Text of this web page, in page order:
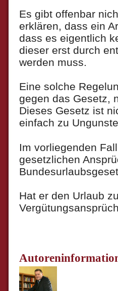
Es gibt offenbar
erklären, dass ein
dass es eigentlich
dieser erst durch
werden muss.
Eine solche
gegen das Gesetz,
Dieses Gesetz ist
einfach zu
Im vorliegenden
gesetzlichen
Hat er den Urlaub